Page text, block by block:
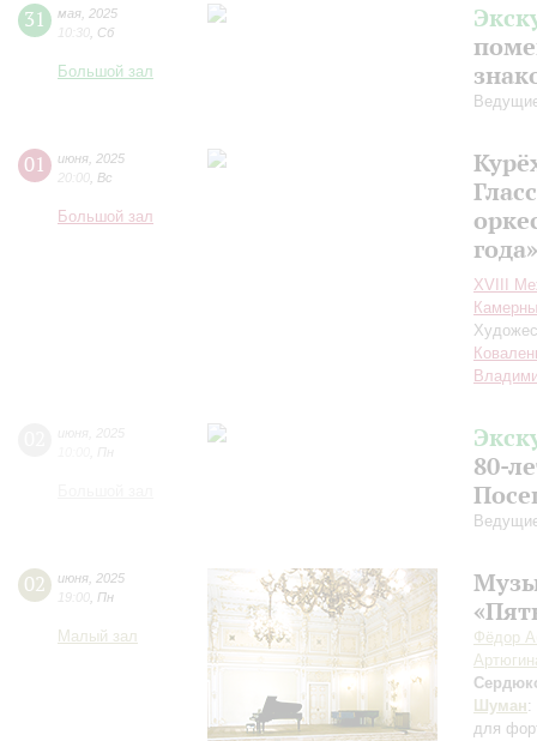
31 мая 2025
10:30 Сб
Большой зал
01 июня 2025
20:00 Вс
Большой зал
года»
XVIII
80-
02 июня 2025
19:00 Пн
Малый зал
Фёдор
Шуман:
для